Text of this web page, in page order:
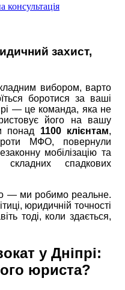
захист,
вибором, варто
боротися за ваші
— це команда, яка не
його на вашу
понад 1100 клієнтам,
МФО, повернули
мобілізацію та
спадкових
— ми робимо реальне.
юридичній точності
тоді, коли здається,
у Дніпрі:
юриста?